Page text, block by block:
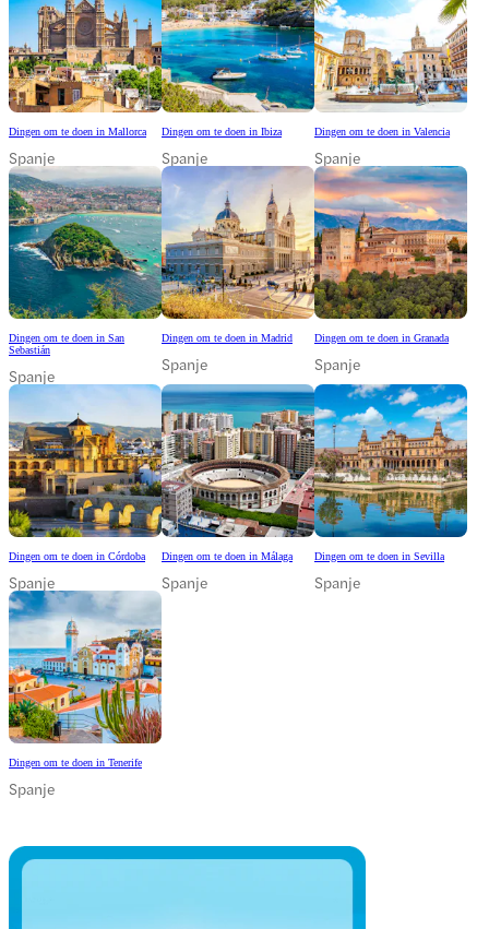
Dingen om te doen in Mallorca
Spanje
Dingen om te doen in Ibiza
Spanje
Dingen om te doen in Valencia
Spanje
Dingen om te doen in San
Sebastián
Spanje
Dingen om te doen in Madrid
Spanje
Dingen om te doen in Granada
Spanje
Dingen om te doen in Córdoba
Spanje
Dingen om te doen in Málaga
Spanje
Dingen om te doen in Sevilla
Spanje
Dingen om te doen in Tenerife
Spanje